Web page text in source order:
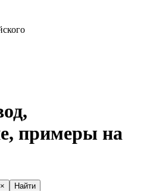
примеры на
× Найти